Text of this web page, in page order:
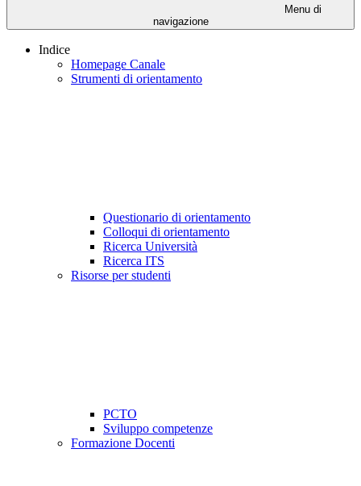
Menu di
navigazione
Indice
Homepage Canale
Strumenti di orientamento
Questionario di orientamento
Colloqui di orientamento
Ricerca Università
Ricerca ITS
Risorse per studenti
PCTO
Sviluppo competenze
Formazione Docenti